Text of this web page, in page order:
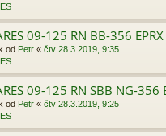
09-125 RN BB-356 EPRX
od Petr « čtv 28.3.2019, 9:35
09-125 RN SBB NG-356
od Petr « čtv 28.3.2019, 9:25